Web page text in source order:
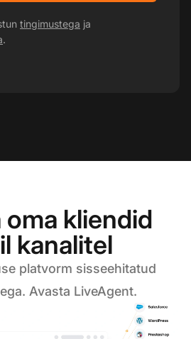
tingimustega ja
.
oma kliendid
kanalitel
platvorm sisseehitatud
Avasta LiveAgent.